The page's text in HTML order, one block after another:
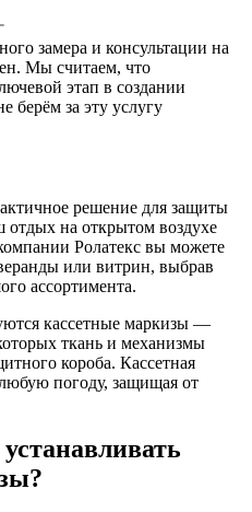
замера и консультации на
Мы считаем, что
этап в создании
берём за эту услугу
решение для защиты
отдых на открытом воздухе
Ролатекс вы можете
или витрин, выбрав
ассортимента.
кассетные маркизы —
ткань и механизмы
короба. Кассетная
погоду, защищая от